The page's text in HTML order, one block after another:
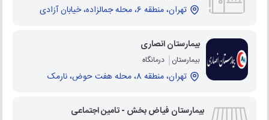
تهران، منطقه 6، محله جمالزاده، خیابان آزادی
بیمارستان انصاری
بیمارستان درمانگاه
تهران، منطقه 8، محله هفت حوض، نارمک
بیمارستان فیاض بخش - تامین اجتماعی